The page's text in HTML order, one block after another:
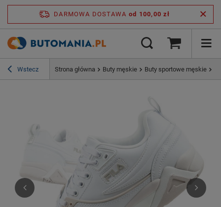
DARMOWA DOSTAWA od 100,00 zł
Wstecz Strona główna Buty męskie Buty sportowe męskie